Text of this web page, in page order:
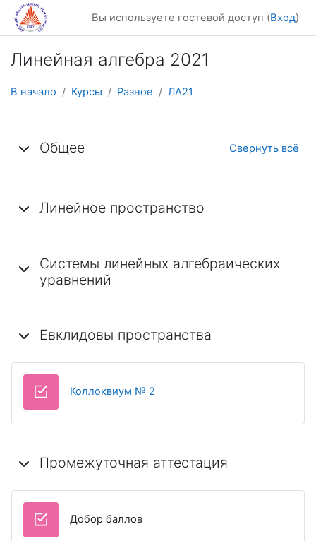
Перейти к основному содержанию
Вы используете гостевой доступ (Вход)
Линейная алгебра 2021
В начало Курсы Разное ЛА21
Общее Свернуть всё
Линейное пространство
Системы линейных алгебраических
уравнений
Евклидовы пространства
Коллоквиум № 2
Промежуточная аттестация
Добор балловТест